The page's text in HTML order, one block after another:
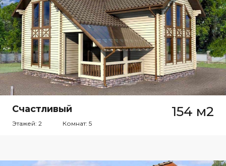
Счастливый 154 м2
Этажей: 2 Комнат: 5